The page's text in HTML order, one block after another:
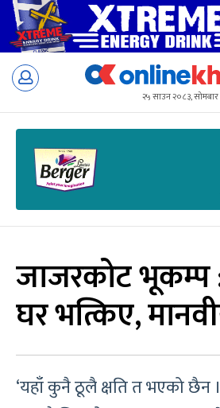
Skip
२५ साउन २०८३, सोमबार
जाजरकोट भूकम्प
घर भत्किए,
‘यहाँ कुनै ठूलै क्षति त भएको छैन